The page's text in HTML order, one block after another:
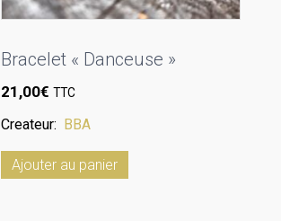
Bracelet « Danceuse »
21,00€ TTC
Createur: BBA
Ajouter au panier